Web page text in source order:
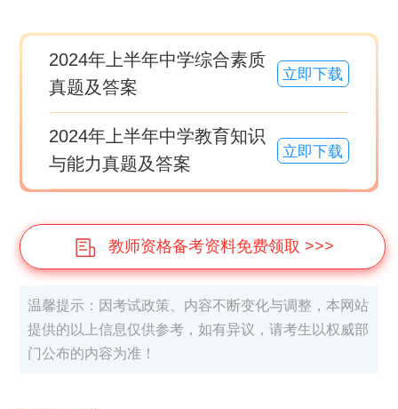
2024年上半年中学综合素质
真题及答案
立即下载
2024年上半年中学教育知识
与能力真题及答案
立即下载
教师资格备考资料免费领取 >>>
温馨提示：因考试政策、内容不断变化与调整，本网站
提供的以上信息仅供参考，如有异议，请考生以权威部
门公布的内容为准！